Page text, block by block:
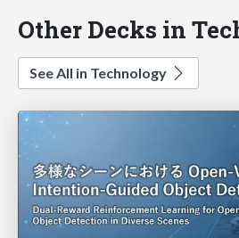
Other Decks in
See All in Technology